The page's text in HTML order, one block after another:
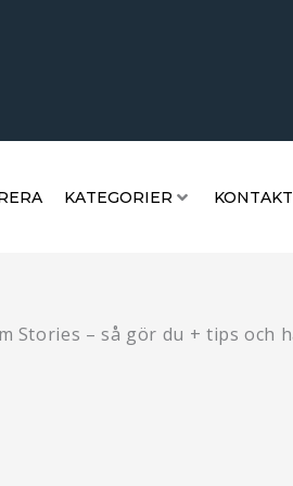
KATEGORIER KONTAKT
Stories – så gör du + tips och